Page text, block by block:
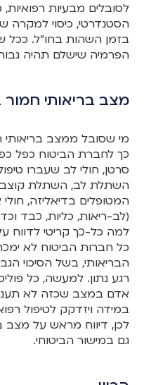
לסובלים מבעיות
הסטנדרטי, כיסוי
בזמן השהות בחו"ל. ככל
הפרמיה שישלם תהיה
מצב בריאותי חמור
מי שסובל ממצב בריאותי
כך לחברת הביטוח כפל
סרטן, חולי לב שעברו
השתלת לב, השתלת קוצב
המטופלים בדיאליזה, חולי
(לב-ריאות, כליות, כבד
למה כל-כך קריטי
כל חברות הביטוח לא
הבריאותי, בשל הסיכוי
רגע נתון. למעשה, כל
אדם במצב שכזה לא תעניק
במידה ויזדקק לטיפול
לכן, דיווח מראש על מצב
גם במישור הביטוחי.